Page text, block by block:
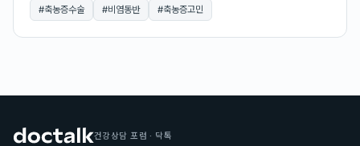
#축농증수술 #비염동반 #축농증고민
건강상담 포럼 · 닥톡